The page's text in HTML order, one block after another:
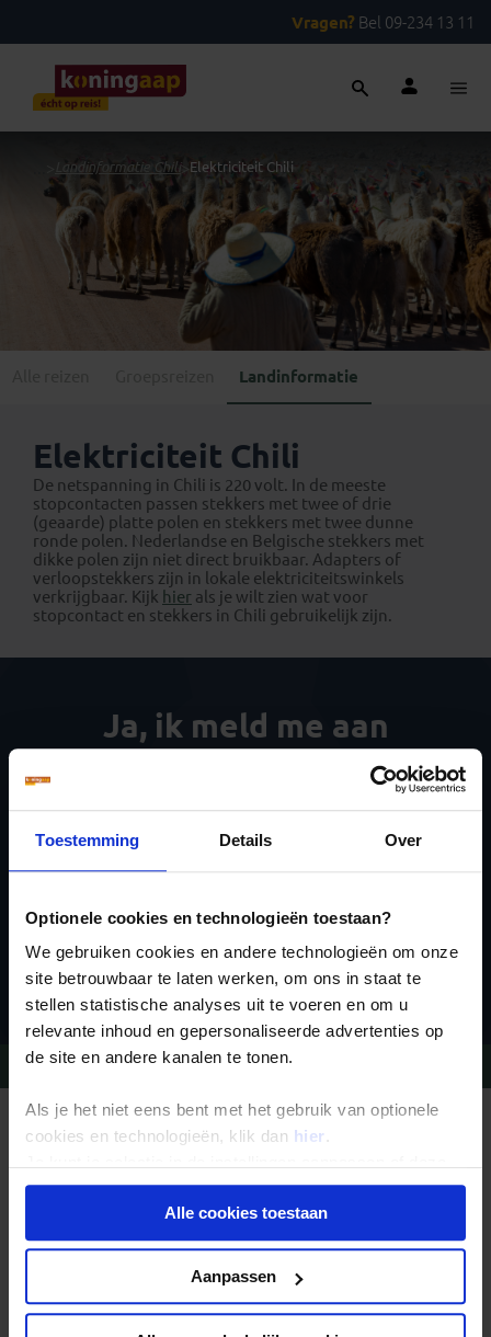
Toestemming Details Over
Optionele cookies en technologieën toestaan?
We gebruiken cookies en andere technologieën om onze
site betrouwbaar te laten werken, om ons in staat te
stellen statistische analyses uit te voeren en om u
relevante inhoud en gepersonaliseerde advertenties op
de site en andere kanalen te tonen.
Als je het niet eens bent met het gebruik van optionele
cookies en technologieën, klik dan hier .
onder aan de pagina op elk gewenst moment voor de
toekomst wijzigen.Alle cookies toestaan
Aanpassen
Vragen? Bel 09-234 13 11
Landinformatie Chili>Elektriciteit Chili
Landinformatie
Elektriciteit Chili
De netspanning in Chili is 220 volt. In de meeste
stopcontacten passen stekkers met twee of drie
(geaarde) platte polen en stekkers met twee dunne
ronde polen. Nederlandse en Belgische stekkers met
dikke polen zijn niet direct bruikbaar. Adapters of
verloopstekkers zijn in lokale elektriciteitswinkels
verkrijgbaar. Kijk hier als je wilt zien wat voor
stopcontact en stekkers in Chili gebruikelijk zijn.
Ja, ik meld me aan
voor de wekelijkse
nieuwsbrief
Inschrijven
Vragen?Bel 09-234 13 11
REIZEN MET KONING AAP
Waarom Koning Aap?
Bestemmingen
Duurzaam toerisme
Veelgestelde vragen
Reisdocumenten aanvragen
Reisverzekeringen
Pioniersreizen